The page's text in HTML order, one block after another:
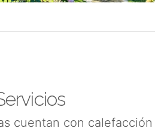
cuentan con calefacción